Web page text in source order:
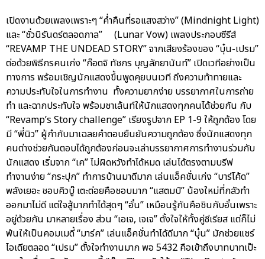
เปิดงานด้วยเพลงเพราะๆ “ค่ำคืนที่รอแสงสว่าง” (Mindnight Light)
และ “ชั่วนิรันดร์ตลอดกาล” (Lunar Vow) เพลงประกอบซีรีส์
“REVAMP THE UNDEAD STORY” จากเสียงร้องของ “บุ๋น-เปรม”
ต่อด้วยพิธีกรคนเก่ง “ก๊อตจิ ทัชกร บุญลัภยานันท์” เปิดเวทีอย่างเป็น
ทางการ พร้อมเชิญนักแสดงขึ้นพูดคุยบนเวที ถึงความท้าทายและ
ความประทับใจในการทำงาน ทั้งความยากง่าย บรรยากาศในการถ่าย
ทำ และฉากประทับใจ พร้อมชาเล้นท์ให้นักแสดงทุกคนได้ช่วยกัน กับ
“Revamp’s Story challenge” เรียงรูปจาก EP 1-9 ให้ถูกต้อง โดย
มี “พี่นิว” ผู้กำกับมาเฉลยคำตอบยืนยันความถูกต้อง ซึ่งนักแสดงทุก
คนต่างช่วยกันตอบได้ถูกต้องก่อนจะเล่าบรรยากาศการทำงานร่วมกับ
นักแสดง เริ่มจาก “เค” ไม่ผิดหวังทำได้หมด เล่นได้ตรงตามบรีฟ
ทำงานง่าย “กระปุก” ทำการบ้านมาดีมาก เล่นแอ็คชั่นเก่ง “บาร์โค้ด”
พลังเยอะ ชอบคิวบู๊ เตะต่อยคือชอบมาก “แสตมป์” น้องใหม่ที่กลัวทำ
ออกมาไม่ดี แต่ใจสู้มากทำได้สุดๆ “อั๋น” เหมือนรู้กันคือชินกับอั๋นเพราะ
อยู่ด้วยกัน มาหลายเรื่อง ส่วน “เอเจ, เจเจ” ตั้งใจให้ทั้งคู่ซีเรียส แต่ก็ไม่
พ้นให้เป็นคอมเมดี้ “มาร์ค” เล่นแอ็คชั่นทำได้ดีมาก “บุ๋น” มักช่วยแชร์
ไอเดียตลอด “เปรม” ตั้งใจทำงานมาก พอ 5432 คือเข้าถึงบาทบาทเป๊ะ